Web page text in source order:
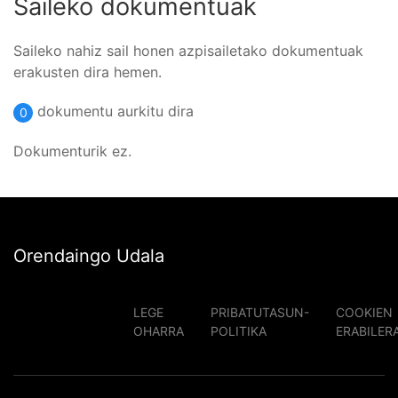
Saileko dokumentuak
Saileko nahiz sail honen azpisailetako dokumentuak
erakusten dira hemen.
0 dokumentu aurkitu dira
Dokumenturik ez.
Orendaingo Udala
LEGE
OHARRA
PRIBATUTASUN-
POLITIKA
COOKIEN